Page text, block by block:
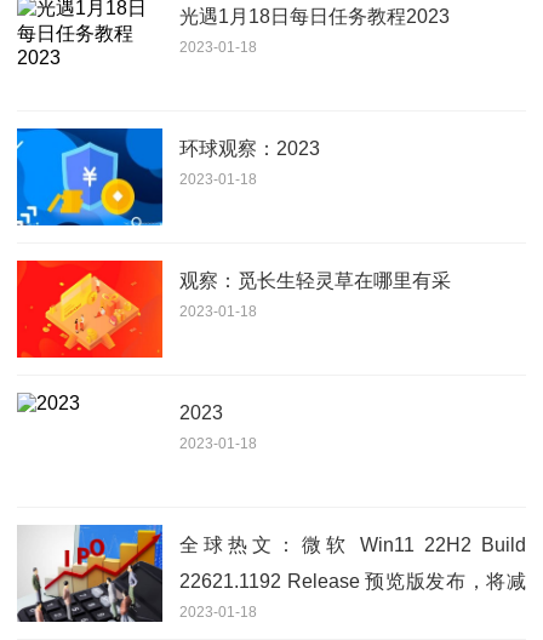
光遇1月18日每日任务教程2023
2023-01-18
环球观察：2023
2023-01-18
观察：觅长生轻灵草在哪里有采
2023-01-18
2023
2023-01-18
全球热文：微软 Win11 22H2 Build
22621.1192 Release 预览版发布，将减
少升级的重启次数
2023-01-18